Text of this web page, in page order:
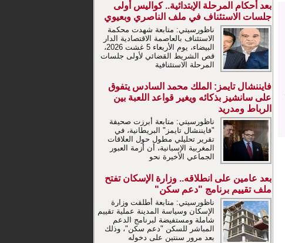
بعد أحكام المرحلة الإبتدائية.. كواليس أولى
جلسات الاستئناف في ملف الناصري وبعيوي
ناظورسيتي: متابعة شهدت محكمة
الاستئناف بالعاصمة الاقتصادية الدار
البيضاء، يوم الأربعاء 5 غشت 2026،
قص الشريط القضائي لأولى جلسات
المرحلة الاستئنافية
فايننشال تايمز: الملك محمد السادس يتفوق
على سانشيز بذكائه ويغير قواعد اللعبة بين
الرباط ومدريد
ناظورسيتي: متابعة أبرزت صحيفة
"فايننشال تايمز" البريطانية، في
تقرير تحليلي مطول حول العلاقات
المغربية الإسبانية، أن أزمة العبور
الجماعي الأخيرة نحو
بعد عامين على انطلاقه.. وزارة الإسكان تفتح
ملف تقييم برنامج "دعم سكن"
ناظورسيتي: متابعة أطلقت وزارة
الإسكان وسياسة المدينة عملية تقييم
شاملة ومستفيضة لبرنامج الدعم
المباشر للسكن "دعم سكن"، وذلك
بعد مرور سنتين على دخوله